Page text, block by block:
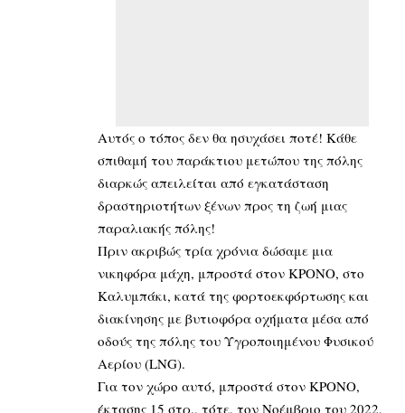
Αυτός ο τόπος δεν θα ησυχάσει ποτέ! Κάθε
σπιθαμή του παράκτιου μετώπου της πόλης
διαρκώς απειλείται από εγκατάσταση
δραστηριοτήτων ξένων προς τη ζωή μιας
παραλιακής πόλης!
Πριν ακριβώς τρία χρόνια δώσαμε μια
νικηφόρα μάχη, μπροστά στον ΚΡΟΝΟ, στο
Καλυμπάκι, κατά της φορτοεκφόρτωσης και
διακίνησης με βυτιοφόρα οχήματα μέσα από
οδούς της πόλης του Υγροποιημένου Φυσικού
Αερίου (LNG).
Για τον χώρο αυτό, μπροστά στον ΚΡΟΝΟ,
έκτασης 15 στρ., τότε, τον Νοέμβριο του 2022,